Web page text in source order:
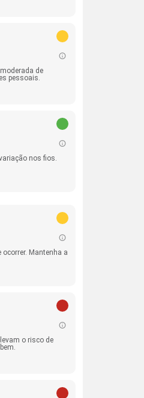
de
pessoais.
nos fios.
ocorrer. Mantenha a
o risco de